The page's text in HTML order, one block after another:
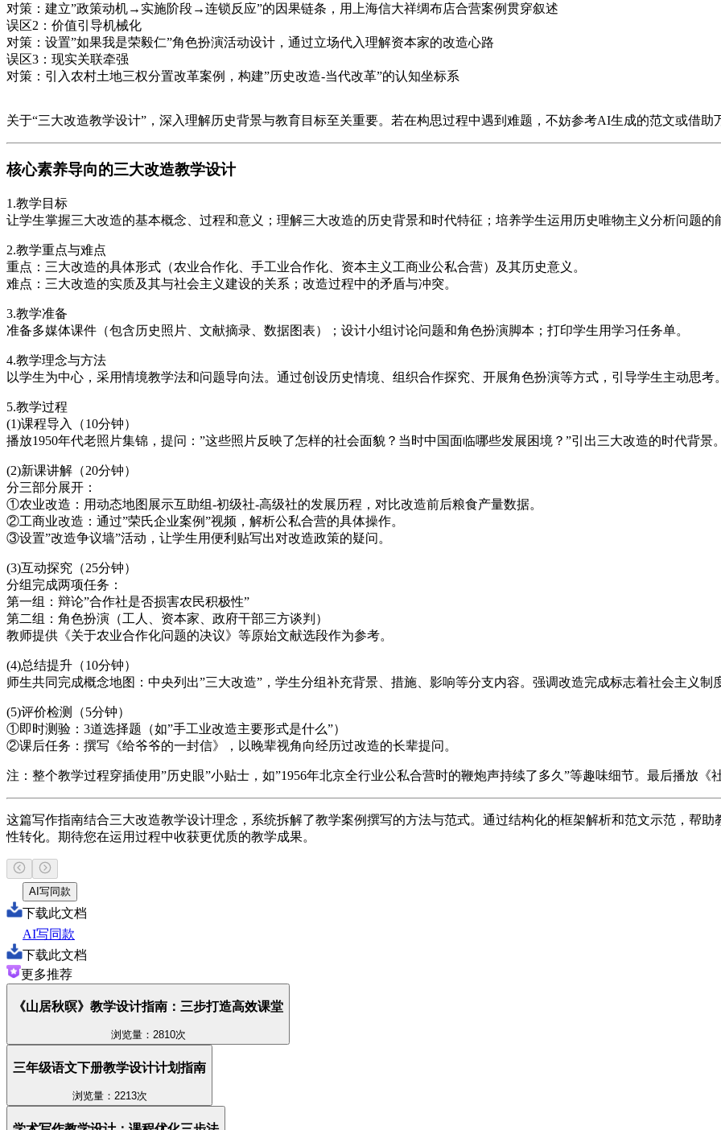
对策：建立”政策动机→实施阶段→连锁反应”的因果链条，用上海信大祥绸布店合营案例贯穿叙述
误区2：价值引导机械化
对策：设置”如果我是荣毅仁”角色扮演活动设计，通过立场代入理解资本家的改造心路
误区3：现实关联牵强
对策：引入农村土地三权分置改革案例，构建”历史改造-当代改革”的认知坐标系
关于“三大改造教学设计”，深入理解历史背景与教育目标至关重要。若在构思过程中遇到难题，不妨参考AI生成的范文或借助
核心素养导向的三大改造教学设计
1.教学目标
让学生掌握三大改造的基本概念、过程和意义；理解三大改造的历史背景和时代特征；培养学生运用历史唯物主义分析问题的
2.教学重点与难点
重点：三大改造的具体形式（农业合作化、手工业合作化、资本主义工商业公私合营）及其历史意义。
难点：三大改造的实质及其与社会主义建设的关系；改造过程中的矛盾与冲突。
3.教学准备
准备多媒体课件（包含历史照片、文献摘录、数据图表）；设计小组讨论问题和角色扮演脚本；打印学生用学习任务单。
4.教学理念与方法
以学生为中心，采用情境教学法和问题导向法。通过创设历史情境、组织合作探究、开展角色扮演等方式，引导学生主动思考。
5.教学过程
(1)课程导入（10分钟）
播放1950年代老照片集锦，提问：”这些照片反映了怎样的社会面貌？当时中国面临哪些发展困境？”引出三大改造的时代背景。
(2)新课讲解（20分钟）
分三部分展开：
①农业改造：用动态地图展示互助组-初级社-高级社的发展历程，对比改造前后粮食产量数据。
②工商业改造：通过”荣氏企业案例”视频，解析公私合营的具体操作。
③设置”改造争议墙”活动，让学生用便利贴写出对改造政策的疑问。
(3)互动探究（25分钟）
分组完成两项任务：
第一组：辩论”合作社是否损害农民积极性”
第二组：角色扮演（工人、资本家、政府干部三方谈判）
教师提供《关于农业合作化问题的决议》等原始文献选段作为参考。
(4)总结提升（10分钟）
师生共同完成概念地图：中央列出”三大改造”，学生分组补充背景、措施、影响等分支内容。强调改造完成标志着社会主义制
(5)评价检测（5分钟）
①即时测验：3道选择题（如”手工业改造主要形式是什么”）
②课后任务：撰写《给爷爷的一封信》，以晚辈视角向经历过改造的长辈提问。
注：整个教学过程穿插使用”历史眼”小贴士，如”1956年北京全行业公私合营时的鞭炮声持续了多久”等趣味细节。最后播放《
这篇写作指南结合三大改造教学设计理念，系统拆解了教学案例撰写的方法与范式。通过结构化的框架解析和范文示范，帮
性转化。期待您在运用过程中收获更优质的教学成果。
AI写同款
下载此文档
AI写同款
下载此文档
更多推荐
《山居秋暝》教学设计指南：三步打造高效课堂
浏览量：2810次
三年级语文下册教学设计计划指南
浏览量：2213次